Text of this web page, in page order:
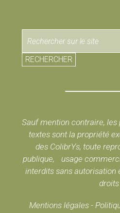
RECHERCHER
Sauf mention contraire,
textes sont la propriété
des ColibrYs, toute
publique, usage
interdits sans autorisation
droits
Mentions légales -